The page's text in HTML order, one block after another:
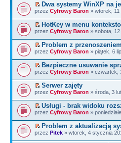
Dwa systemy WinXP na
przez Cyfrowy Baron » wtorek, 11
HotKey w menu
przez Cyfrowy Baron » sobota,
Problem z
przez Cyfrowy Baron » piątek, 6
Bezpieczne usuwanie
przez Cyfrowy Baron » czwartek,
Serwer zajęty
przez Cyfrowy Baron » środa, 3
Usługi - brak widoku
przez Cyfrowy Baron »
Problem z aktualizacją
przez Pitek » wtorek, 4 stycznia